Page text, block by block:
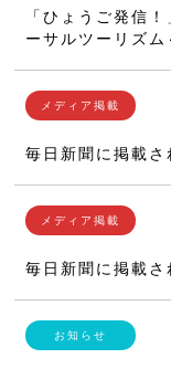
「ひょうご発信
ーサルツーリズム
毎日新聞に掲載さ
毎日新聞に掲載さ